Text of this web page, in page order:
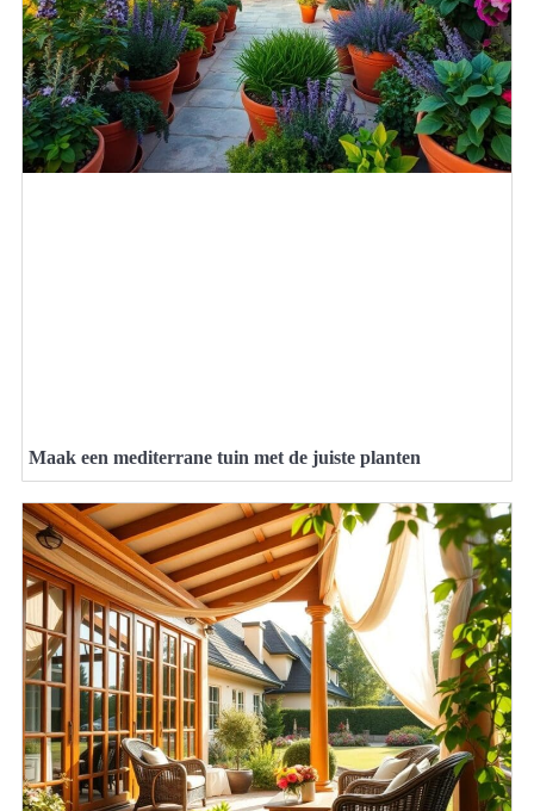
Maak een mediterrane tuin met de juiste planten